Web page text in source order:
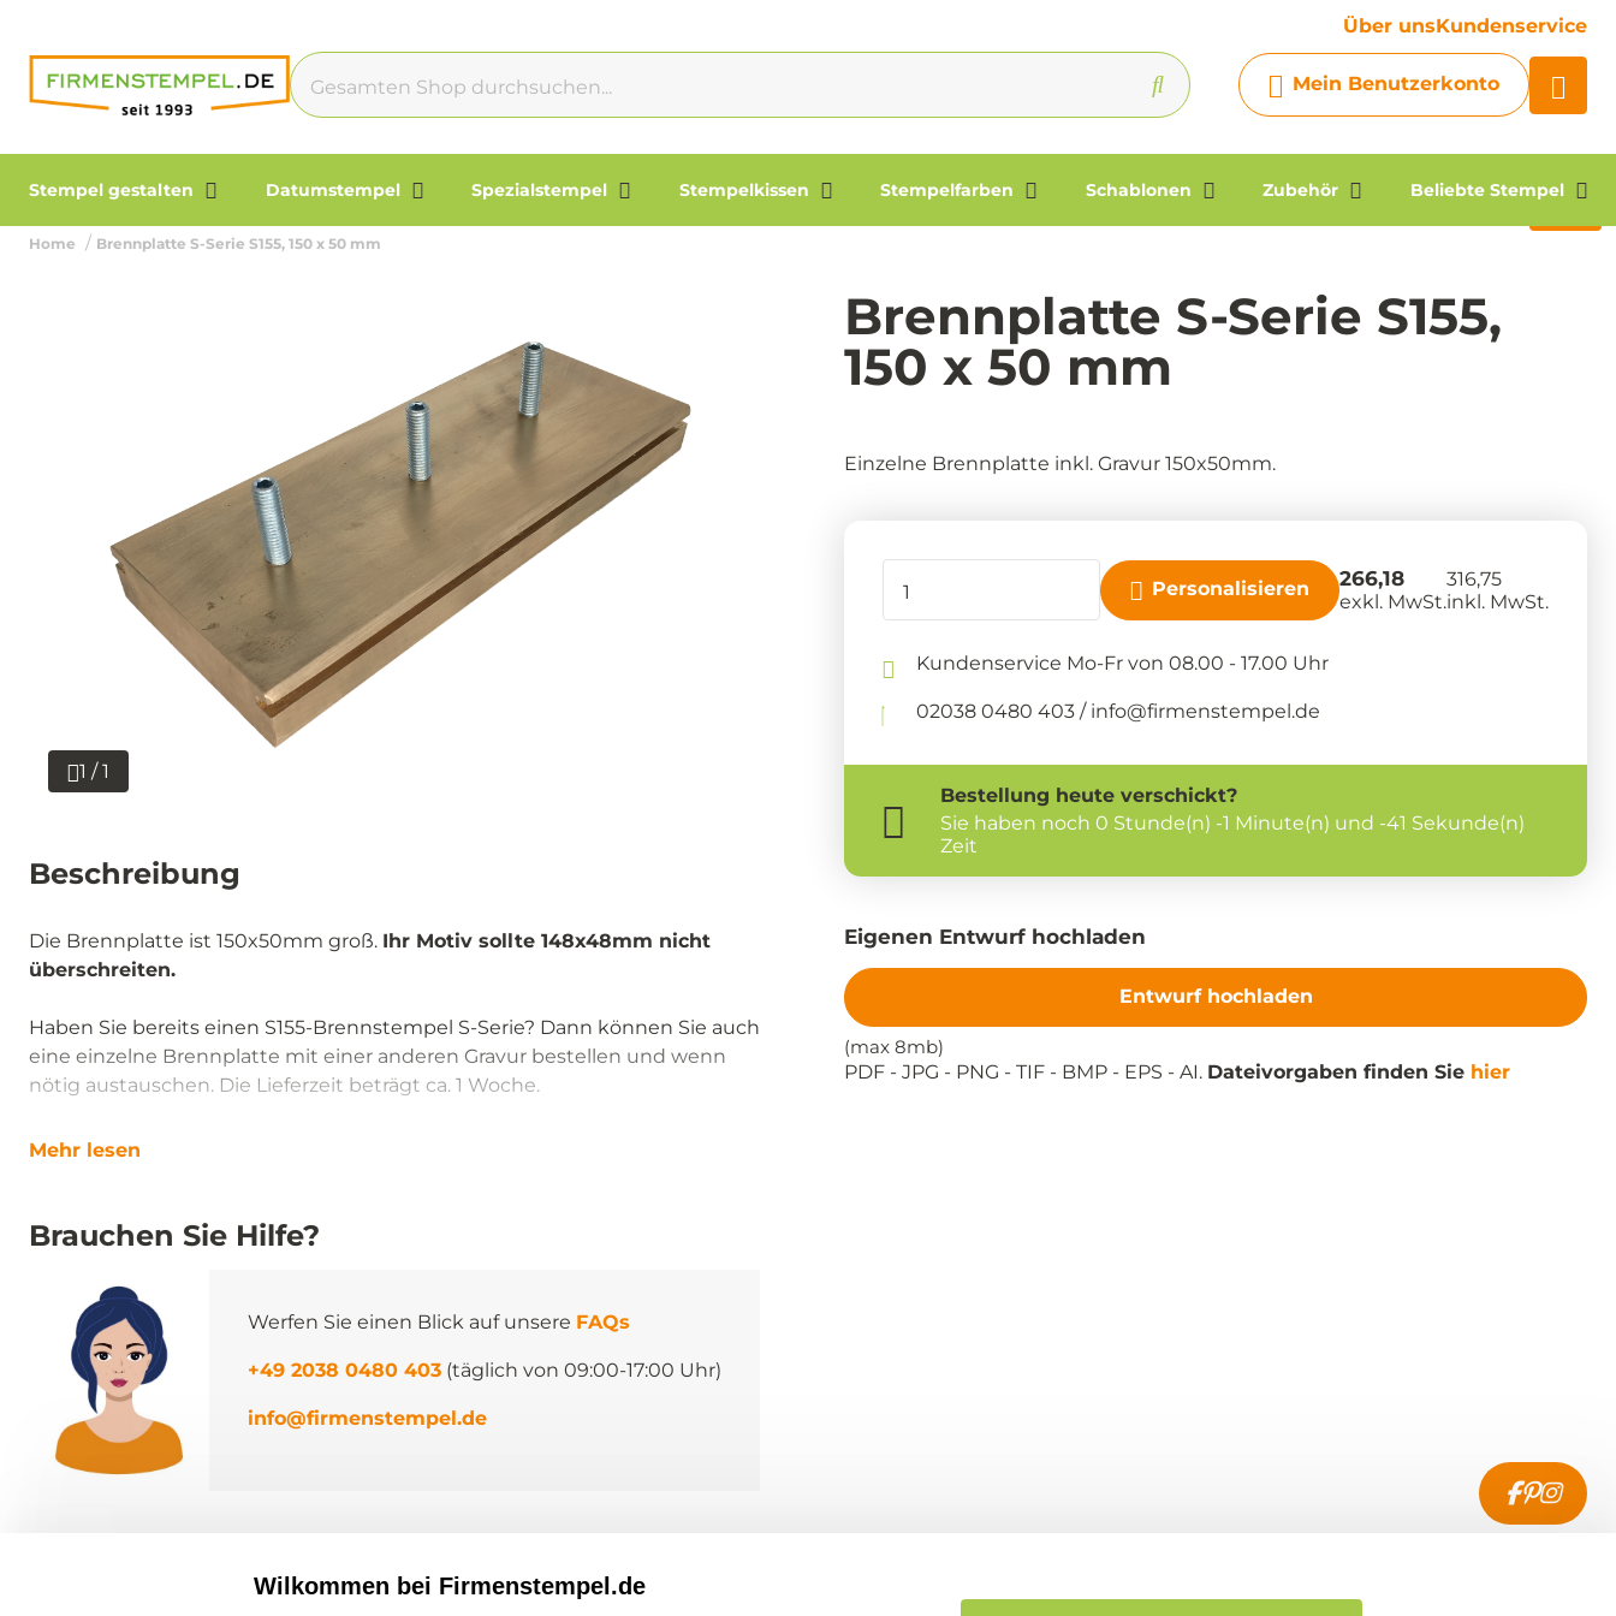
Über unsKundenservice
Mein Benutzerkonto
Stempel gestalten Datumstempel Spezialstempel Stempelkissen Stempelfarben Schablonen Zubehör Beliebte Stempel
Chatbot
Chatten Sie 24/7 mit unserem
hilfreichen Chatbot
Kontakt
Home Brennplatte S-Serie S155, 150 x 50 mm
1 / 1
Beschreibung
Die Brennplatte ist 150x50mm groß. Ihr Motiv sollte 148x48mm nicht
überschreiten.
Haben Sie bereits einen S155-Brennstempel S-Serie? Dann können Sie auch
eine einzelne Brennplatte mit einer anderen Gravur bestellen und wenn
nötig austauschen. Die Lieferzeit beträgt ca. 1 Woche.
Mehr lesen
Brauchen Sie Hilfe?
Werfen Sie einen Blick auf unsere FAQs
+49 2038 0480 403 (täglich von 09:00-17:00 Uhr)
info@firmenstempel.de
Brennplatte S-Serie S155,
150 x 50 mm
Einzelne Brennplatte inkl. Gravur 150x50mm.
Personalisieren 266,18
exkl. MwSt.
316,75
inkl. MwSt.
Kundenservice Mo-Fr von 08.00 - 17.00 Uhr
02038 0480 403 / info@firmenstempel.de
Bestellung heute verschickt?
Sie haben noch 0 Stunde(n) -1 Minute(n) und -42 Sekunde(n)
Zeit
Eigenen Entwurf hochladen
Entwurf hochladen
(max 8mb)
PDF - JPG - PNG - TIF - BMP - EPS - AI. Dateivorgaben finden Sie hier
firmenstempel.de
Wilkommen bei Firmenstempel.de